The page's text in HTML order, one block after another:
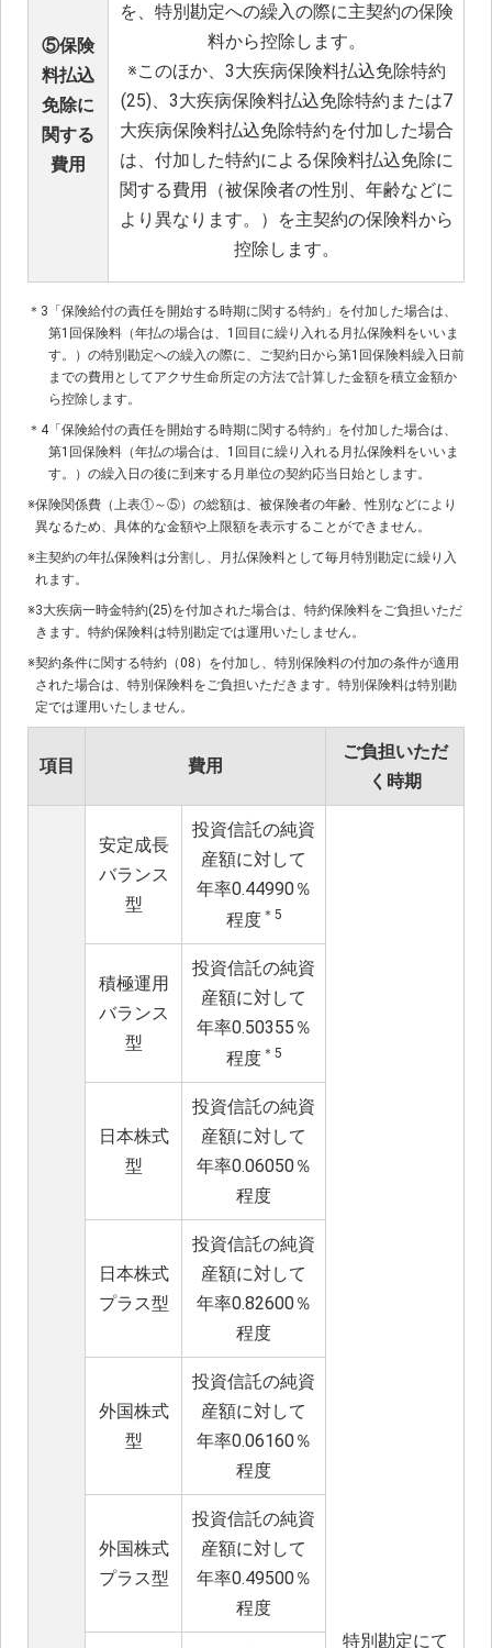
⑤保険
料払込
免除に
関する
費用
を、特別勘定への繰入の際に主契約の保険
料から控除します。
※このほか、3大疾病保険料払込免除特約
(25)、3大疾病保険料払込免除特約または7
大疾病保険料払込免除特約を付加した場合
は、付加した特約による保険料払込免除に
関する費用（被保険者の性別、年齢などに
より異なります。）を主契約の保険料から
控除します。
＊3 「保険給付の責任を開始する時期に関する特約」を付加した場合は、
第1回保険料（年払の場合は、1回目に繰り入れる月払保険料をいいま
す。）の特別勘定への繰入の際に、ご契約日から第1回保険料繰入日前
までの費用としてアクサ生命所定の方法で計算した金額を積立金額か
ら控除します。
＊4「保険給付の責任を開始する時期に関する特約」を付加した場合は、
第1回保険料（年払の場合は、1回目に繰り入れる月払保険料をいいま
す。）の繰入日の後に到来する月単位の契約応当日始とします。
※保険関係費（上表①～⑤）の総額は、被保険者の年齢、性別などにより
異なるため、具体的な金額や上限額を表示することができません。
※主契約の年払保険料は分割し、月払保険料として毎月特別勘定に繰り入
れます。
※3大疾病一時金特約(25)を付加された場合は、特約保険料をご負担いただ
きます。特約保険料は特別勘定では運用いたしません。
※契約条件に関する特約（08）を付加し、特別保険料の付加の条件が適用
された場合は、特別保険料をご負担いただきます。特別保険料は特別勘
定では運用いたしません。
項目 費用
ご負担いただ
く時期
安定成長
バランス
型
投資信託の純資
産額に対して
年率0.44990％
程度＊5
特別勘定にて
積極運用
バランス
型
投資信託の純資
産額に対して
年率0.50355％
程度＊5
日本株式
型
投資信託の純資
産額に対して
年率0.06050％
程度
日本株式
プラス型
投資信託の純資
産額に対して
年率0.82600％
程度
外国株式
型
投資信託の純資
産額に対して
年率0.06160％
程度
外国株式
プラス型
投資信託の純資
産額に対して
年率0.49500％
程度